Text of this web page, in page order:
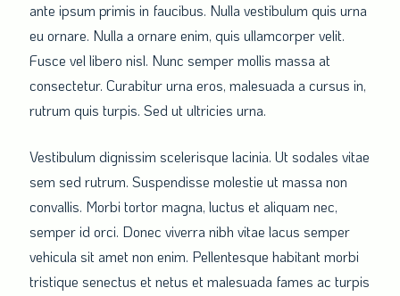
ante ipsum primis in faucibus. Nulla vestibulum quis urna
eu ornare. Nulla a ornare enim, quis ullamcorper velit.
Fusce vel libero nisl. Nunc semper mollis massa at
consectetur. Curabitur urna eros, malesuada a cursus in,
rutrum quis turpis. Sed ut ultricies urna.
Vestibulum dignissim scelerisque lacinia. Ut sodales vitae
sem sed rutrum. Suspendisse molestie ut massa non
convallis. Morbi tortor magna, luctus et aliquam nec,
semper id orci. Donec viverra nibh vitae lacus semper
vehicula sit amet non enim. Pellentesque habitant morbi
tristique senectus et netus et malesuada fames ac turpis